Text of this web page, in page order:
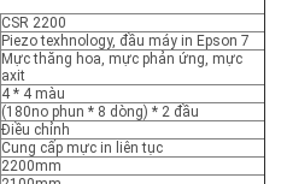
CSR 2200
Piezo texhnology, đầu máy in Epson 7
Mực thăng hoa, mực phản ứng, mực
axit
4 * 4 màu
(180no phun * 8 dòng) * 2 đầu
Điều chỉnh
Cung cấp mực in liên tục
2200mm